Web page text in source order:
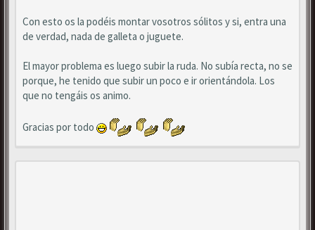
Con esto os la podéis montar vosotros sólitos y si, entra una
de verdad, nada de galleta o juguete.
El mayor problema es luego subir la ruda. No subía recta, no se
porque, he tenido que subir un poco e ir orientándola. Los
que no tengáis os animo.
Gracias por todo